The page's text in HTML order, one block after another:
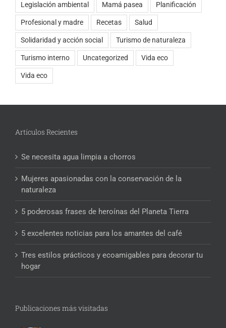
Legislación ambiental Mamá pasea Planificación
Profesional y madre Recetas Salud
Solidaridad y acción social Turismo de naturaleza
Turismo interno Uncategorized Vida eco
Vida eco
Artículos Recientes
Se necesita agua limpia a chorros
Mujeres apasionadas con la conservación de la
naturaleza
5 poderosas frases de heroínas del Planeta Tierra
5 excelentes noticias para los amantes del café
Tres estilos prácticos y ecoamigables para decorar tu
hogar
Publicaciones más visitadas